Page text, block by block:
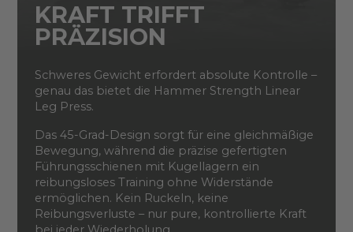
KRAFT TRIFFT
PRÄZISION
Schweres Gewicht erfordert absolute Kontrolle –
genau das bietet die Hammer Strength Linear
Leg Press.
Das 45-Grad-Design sorgt für eine gleichmäßige
Bewegung, während die präzise gefertigten
Führungsschienen mit Kugellagern ein
reibungsloses Training ohne Widerstände
ermöglichen. Kein Ruckeln, keine
Reibungsverluste – nur pure, kontrollierte Kraft